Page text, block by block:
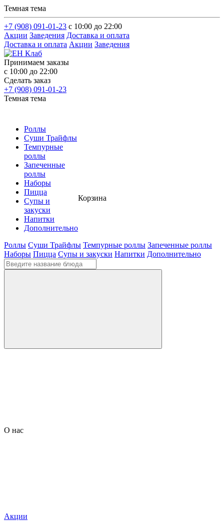
Темная тема
+7 (908) 091-01-23 с 10:00 до 22:00
Акции Заведения Доставка и оплата
Доставка и оплата Акции Заведения
Принимаем заказы
с 10:00 до 22:00
Сделать заказ
+7 (908) 091-01-23
Темная тема
Роллы
Суши Трайфлы
Темпурные
роллы
Запеченные
роллы
Наборы
Пицца
Супы и
закуски
Напитки
Дополнительно
Корзина
Роллы Суши Трайфлы Темпурные роллы Запеченные роллы
Наборы Пицца Супы и закуски Напитки Дополнительно
О нас
Акции